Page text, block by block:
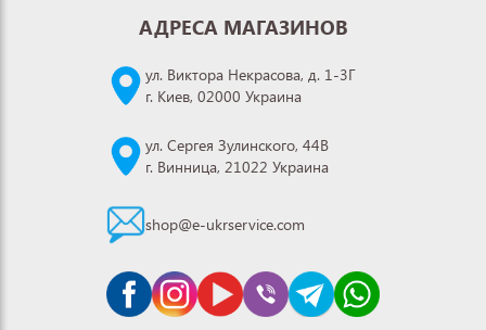
АДРЕСА МАГАЗИНОВ
ул. Виктора Некрасова, д. 1-3Г
г. Киев, 02000 Украина
ул. Сергея Зулинского, 44В
г. Винница, 21022 Украина
shop@e-ukrservice.com